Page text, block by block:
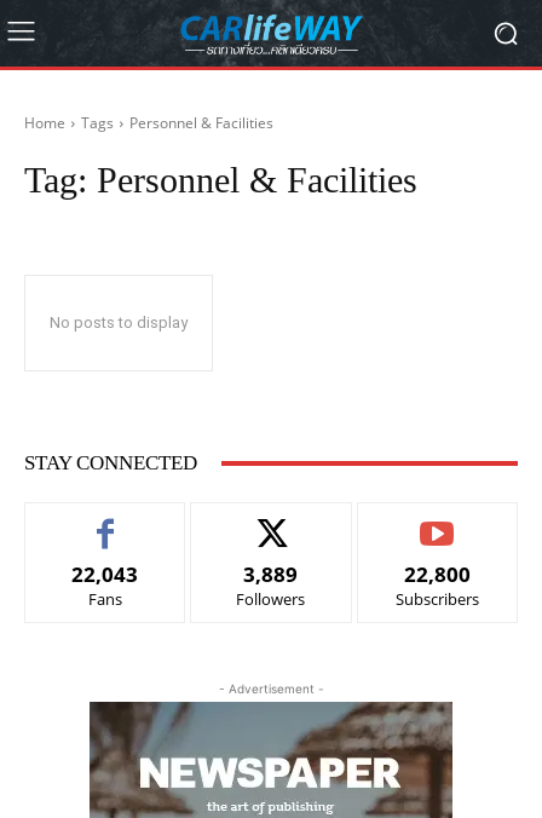
Home Tags Personnel & Facilities
Tag: Personnel & Facilities
No posts to display
STAY CONNECTED
22,043
Fans
3,889
Followers
22,800
Subscribers
- Advertisement -